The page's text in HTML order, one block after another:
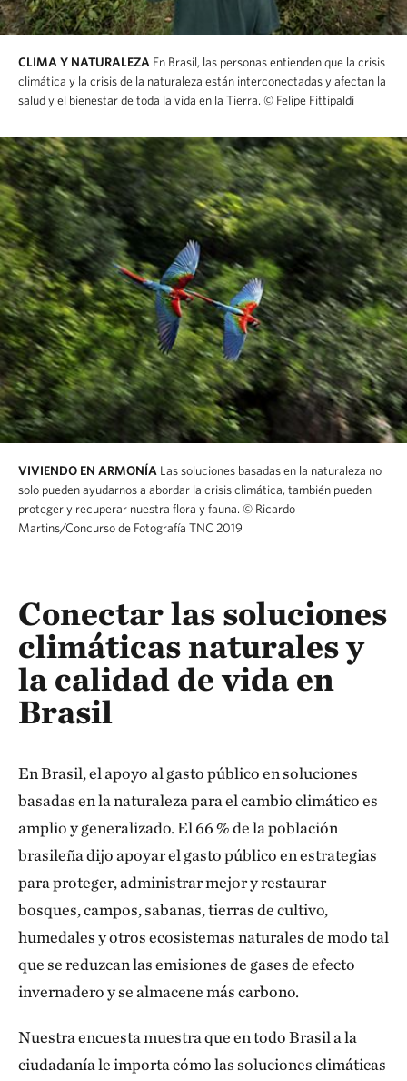
CLIMA Y NATURALEZA En Brasil, las personas entienden que la crisis
climática y la crisis de la naturaleza están interconectadas y afectan la
salud y el bienestar de toda la vida en la Tierra. © Felipe Fittipaldi
VIVIENDO EN ARMONÍA Las soluciones basadas en la naturaleza no
solo pueden ayudarnos a abordar la crisis climática, también pueden
proteger y recuperar nuestra flora y fauna. © Ricardo
Martins/Concurso de Fotografía TNC 2019
Conectar las soluciones
climáticas naturales y
la calidad de vida en
Brasil
En Brasil, el apoyo al gasto público en soluciones
basadas en la naturaleza para el cambio climático es
amplio y generalizado. El 66 % de la población
brasileña dijo apoyar el gasto público en estrategias
para proteger, administrar mejor y restaurar
bosques, campos, sabanas, tierras de cultivo,
humedales y otros ecosistemas naturales de modo tal
que se reduzcan las emisiones de gases de efecto
invernadero y se almacene más carbono.
Nuestra encuesta muestra que en todo Brasil a la
ciudadanía le importa cómo las soluciones climáticas